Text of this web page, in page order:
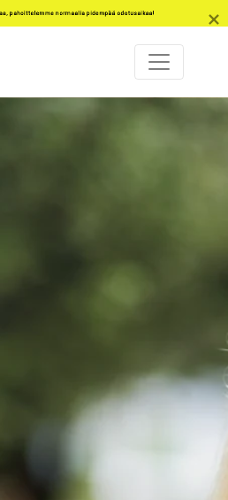
pahoittelemme normaalia pidempää odotusaikaa!